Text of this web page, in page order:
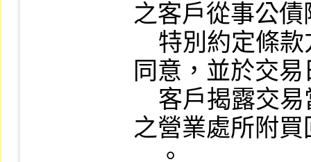
之客戶從事公
同意，並於交
之營業處所附